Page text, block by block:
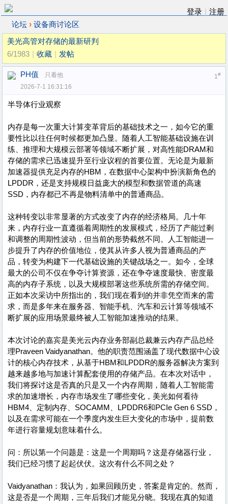
登录
注册
论坛 › 设备商讨论区
美光高管对存储的最新研判
6/1983
收藏 发帖
1#
PH值
只看他
2026-7-1 16:31:16
半导体行业观察
内存是每一次重大计算变革背后的基础技术之一，如今它的重
要性比以往任何时候都更加凸显。随着人工智能基础设施在训
练、推理和大规模云部署等领域不断扩展，对高性能DRAM和
存储的需求已迅速提升至行业议程的首要位置。无论是为最新
加速器提供充足内存的HBM，在数据中心架构中扮演新角色的
LPDDR，还是支持规模日益庞大的模型和数据管道的高速
SSD，内存都已不再是物料清单中的普通商品。
这种转变以非常显著的方式改变了内存的经济格局。几十年
来，内存行业一直遵循着周期性的发展模式，经历了产能过剩
和调整的周期性波动，但当前的形势截然不同。人工智能进一
步提升了内存的价值地位，使其从许多人视为普通商品的产
品，转变为构建下一代基础设施的关键战场之一。如今，全球
最大的公司不仅在争夺计算资源，还在争夺速度最快、密度最
高的内存子系统，以及大规模部署这些系统所需的存储空间。
正如本次采访中所指出的，我们现在看到的并非凭空而来的需
求，而是多年来在服务器、智能手机、汽车和云计算等领域不
断扩展的应用场景最终被人工智能加速推动的结果。
本次讨论的嘉宾是美光云内存业务部副总裁兼云内存产品总经
理Praveen Vaidyanathan。他的职责范围涵盖了现代数据中心设
计的核心内存技术，从基于HBM和LPDDR的服务器解决方案到
越来越多地与加速计算配套使用的存储产品。在本次对话中，
我们将探讨这是否真的只是又一个内存周期，随着人工智能需
求的加速增长，内存市场发生了哪些变化，美光如何看待
HBM4、定制内存、SOCAMM、LPDDR6和PCIe Gen 6 SSD，
以及在需求可能在一个季度内发生巨大变化的市场中，提前数
年进行容量规划意味着什么。
问：所以第一个问题是：这是一个周期吗？这是存储器行业，
我们已经习惯了起起伏伏。这次有什么不同之处？
Vaidyanathan：我认为，如果回顾历史，答案是肯定的。然而，
这是否是一个周期，三年后我们才能见分晓。我现在真的知道